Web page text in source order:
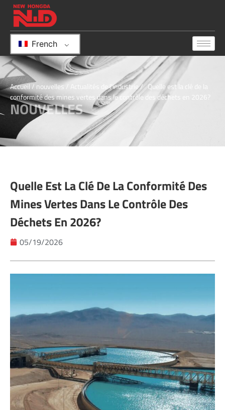
French
Accueil/ nouvelles / Actualités de l'industrie/ Quelle est la clé de la
conformité des mines vertes dans le contrôle des déchets en 2026?
NOUVELLES
Quelle Est La Clé De La Conformité Des
Mines Vertes Dans Le Contrôle Des
Déchets En 2026?
05/19/2026